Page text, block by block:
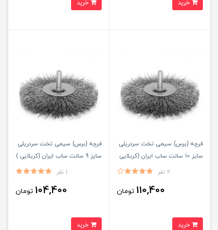
فرچه (برس) سیمی تخت سردریلی
سایز 10 سانت ساب ایران (کربلایی
2 نفر
110,400 تومان
فرچه (برس) سیمی تخت سردریلی
سایز 9 سانت ساب ایران (کربلایی )
1 نفر
104,400 تومان